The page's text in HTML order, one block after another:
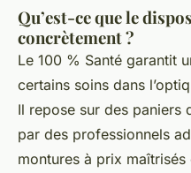
Qu’est-ce que le
concrètement ?
Le 100 % Santé garantit
certains soins dans
Il repose sur des paniers
par des professionnels
montures à prix